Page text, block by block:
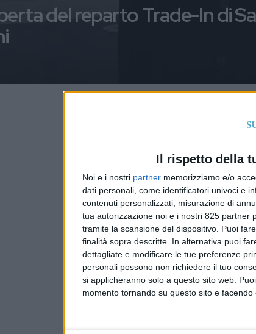
Il rispetto della
Noi e i nostri partner memorizziamo e/o
dati personali, come identificatori univoci e
contenuti personalizzati, misurazione di
tua autorizzazione noi e i nostri 825 partner
tramite la scansione del dispositivo. Puoi
finalità sopra descritte. In alternativa puoi
dettagliate e modificare le tue preferenze
personali possono non richiedere il tuo
si applicheranno solo a questo sito web.
momento tornando su questo sito e
del reparto Trade-In di